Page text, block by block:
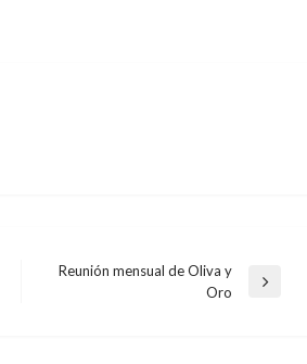
Reunión mensual de Oliva y
Oro